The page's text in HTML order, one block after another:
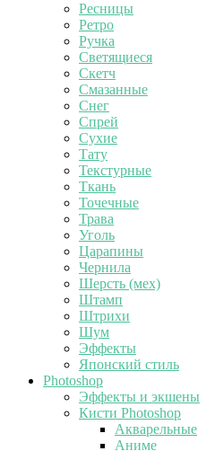
Ресницы
Ретро
Ручка
Светящиеся
Скетч
Смазанные
Снег
Спрей
Сухие
Тату
Текстурные
Ткань
Точечные
Трава
Уголь
Царапины
Чернила
Шерсть (мех)
Штамп
Штрихи
Шум
Эффекты
Японский стиль
Photoshop
Эффекты и экшены
Кисти Photoshop
Акварельные
Аниме